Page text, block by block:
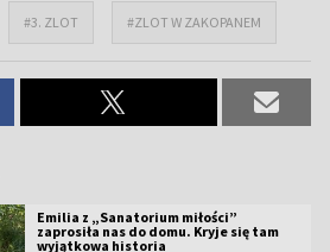
#3. ZLOT #ZLOT W ZAKOPANEM
Emilia z „Sanatorium miłości”
zaprosiła nas do domu. Kryje się tam
wyjątkowa historia